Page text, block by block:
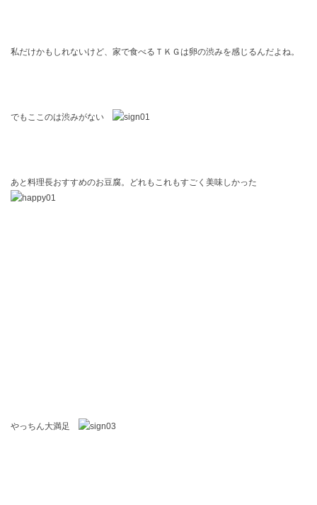
私だけかもしれないけど、家で食べるＴＫＧは卵の渋みを感じるんだよね。
でもここのは渋みがない
あと料理長おすすめのお豆腐。どれもこれもすごく美味しかった
やっちん大満足